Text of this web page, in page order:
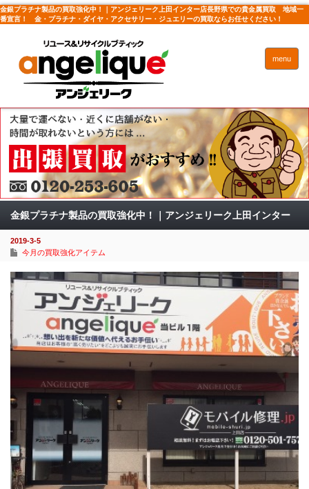
金銀プラチナ製品の買取強化中！｜アンジェリーク上田インター店長野県での貴金属買取 地域一
番宣言！ 金・プラチナ・ダイヤ・アクセサリー・ジュエリーの買取ならお任せください！
menu
金銀プラチナ製品の買取強化中！｜アンジェリーク上田インター
店
2019-3-5
今月の買取強化アイテム